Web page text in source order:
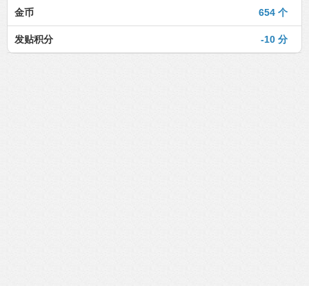
654 个
金币
-10 分
发贴积分